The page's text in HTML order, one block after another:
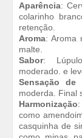
Aparência:
colarinho
retenção.
Aroma: Aroma
malte.
Sabor:
moderado. e
Sensação de
moderda. Final
Harmonização
como
casquinha de